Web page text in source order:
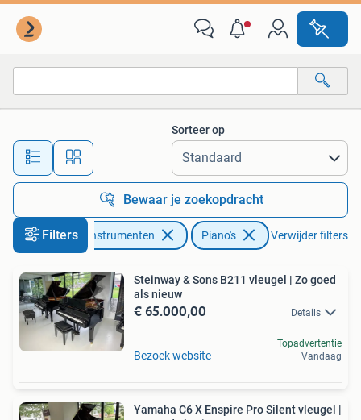
Alle afstanden…
Sorteer op
Bewaar je zoekopdracht
Filters
Muziek en Instrumenten Piano's Verwijder filters
Steinway & Sons B211 vleugel | Zo goed
als nieuw
€ 65.000,00 Details
Bezoek website
Topadvertentie
Vandaag
Yamaha C6 X Enspire Pro Silent vleugel |